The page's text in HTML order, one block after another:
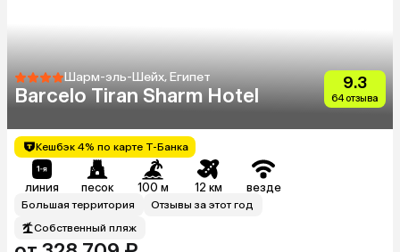
Шарм-эль-Шейх, Египет
Barcelo Tiran Sharm Hotel
9.3
64 отзыва
Кешбэк 4% по карте Т-Банка
линия песок 100 м 12 км везде
Большая территория
Отзывы за этот год
Собственный пляж